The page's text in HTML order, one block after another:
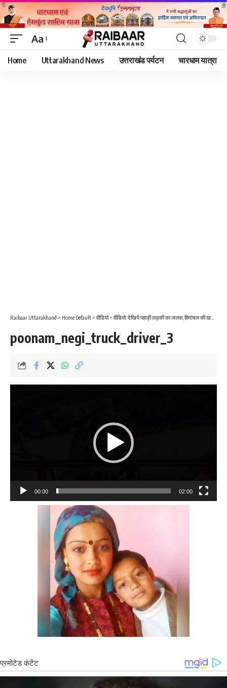
Font
Resizer
Aa
Home Uttarakhand News उत्तराखंड पर्यटन चारधाम यात्रा
Raibaar Uttarakhand > Home Default > वीडियो> वीडियो: देखिये पहाड़ी लड़की का जलवा, हिमांचल की खतनाक सड़कों पर ट्रक चलाती पूनम नेगी…
poonam_negi_truck_driver_3
00:00 02:00